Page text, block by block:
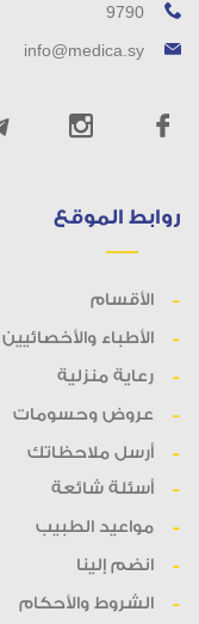
9790
info@medica.sy
روابط الموقع
الأقسام
الأطباء والأخصائيين
رعاية منزلية
عروض وحسومات
أرسل ملاحظاتك
أسئلة شائعة
مواعيد الطبيب
انضم إلينا
الشروط والأحكام